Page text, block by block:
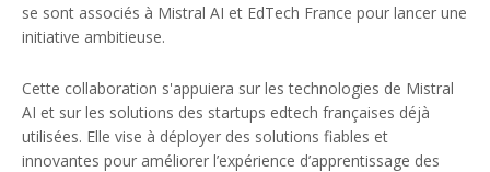
se sont associés à Mistral AI et EdTech France pour lancer une
initiative ambitieuse.
Cette collaboration s'appuiera sur les technologies de Mistral
AI et sur les solutions des startups edtech françaises déjà
utilisées. Elle vise à déployer des solutions fiables et
innovantes pour améliorer l’expérience d’apprentissage des